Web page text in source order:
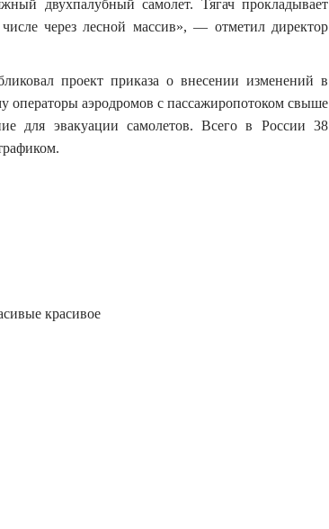
двухпалубный самолет. Тягач прокладывает
через лесной массив», — отметил директор
проект приказа о внесении изменений в
операторы аэродромов с пассажиропотоком свыше
для эвакуации самолетов. Всего в России 38